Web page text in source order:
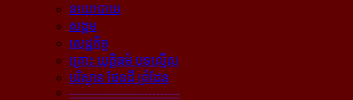
នយោបាយ
សង្គម
សេដ្ឋកិច្ច
គ្រោះ យុត្តិធម៌ បទល្មើស
បរិស្ថាន ផែនដី ព្រំដែន
----------------------------